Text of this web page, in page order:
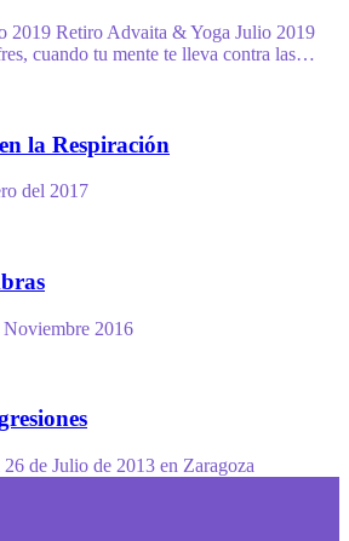
2019 Retiro Advaita & Yoga Julio 2019
cuando tu mente te lleva contra las…
la Respiración
del 2017
2016
de Julio de 2013 en Zaragoza